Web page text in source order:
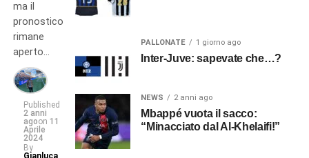
ma il
pronostico
rimane
aperto…
Published
2 anni
agoon 11
Aprile
2024
By
Gianluca
PALLONATE 1 giorno ago
Inter-Juve: sapevate che…?
NEWS 2 anni ago
Mbappé vuota il sacco:
“Minacciato dal Al-Khelaifi!”